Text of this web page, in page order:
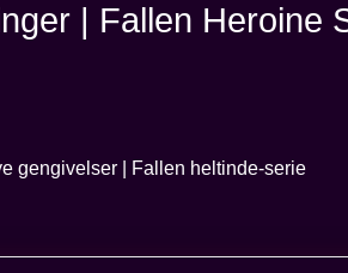
| Fallen Heroine